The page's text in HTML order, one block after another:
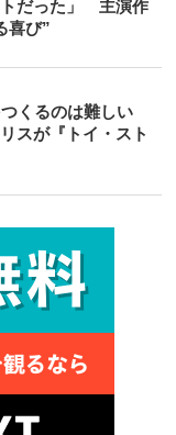
だった」 主演作
喜び”
くるのは難しい
スが『トイ・スト